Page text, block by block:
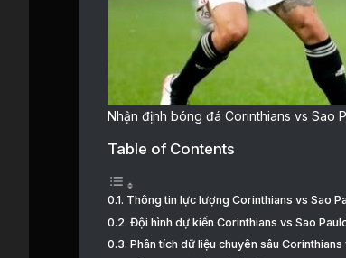
Nhận định bóng đá Corinthians vs Sao
Table of Contents
Thông tin lực lượng Corinthians vs Sao
Đội hình dự kiến Corinthians vs Sao
Phân tích dữ liệu chuyên sâu Corinthians